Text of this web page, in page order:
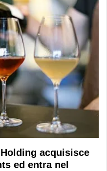
acquisisce
ed entra nel